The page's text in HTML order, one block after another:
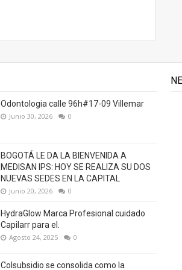
Odontologia calle 96h#17-09 Villemar
Junio 30, 2026 0
BOGOTÁ LE DA LA BIENVENIDA A
MEDISAN IPS: HOY SE REALIZA SU DOS
NUEVAS SEDES EN LA CAPITAL
Junio 20, 2026 0
HydraGlow Marca Profesional cuidado
Capilarr para el.
Agosto 24, 2025 0
Colsubsidio se consolida como la